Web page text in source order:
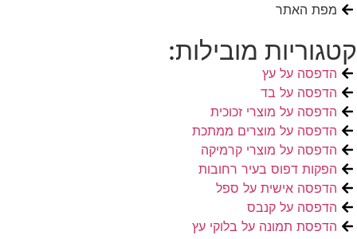
מפת האתר
קטגוריות מובילות:
הדפסה על עץ
הדפסה על בד
הדפסה על מוצרי זכוכית
הדפסה על מוצרים ממתכת
הדפסה על מוצרי קרמיקה
הפקות דפוס בעיר רחובות
הדפסה אישית על ספל
הדפסה על קנבס
הדפסת תמונה על בלוקי עץ